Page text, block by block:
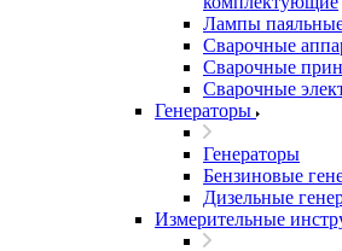
Лампы
Сварочные
Сварочные
Сварочные
Генераторы
Генераторы
Бензиновые
Дизельные
Измерительные